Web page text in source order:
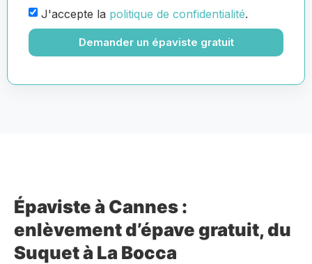
J'accepte la politique de confidentialité.
Demander un épaviste gratuit
Épaviste à Cannes :
enlèvement d’épave gratuit, du
Suquet à La Bocca